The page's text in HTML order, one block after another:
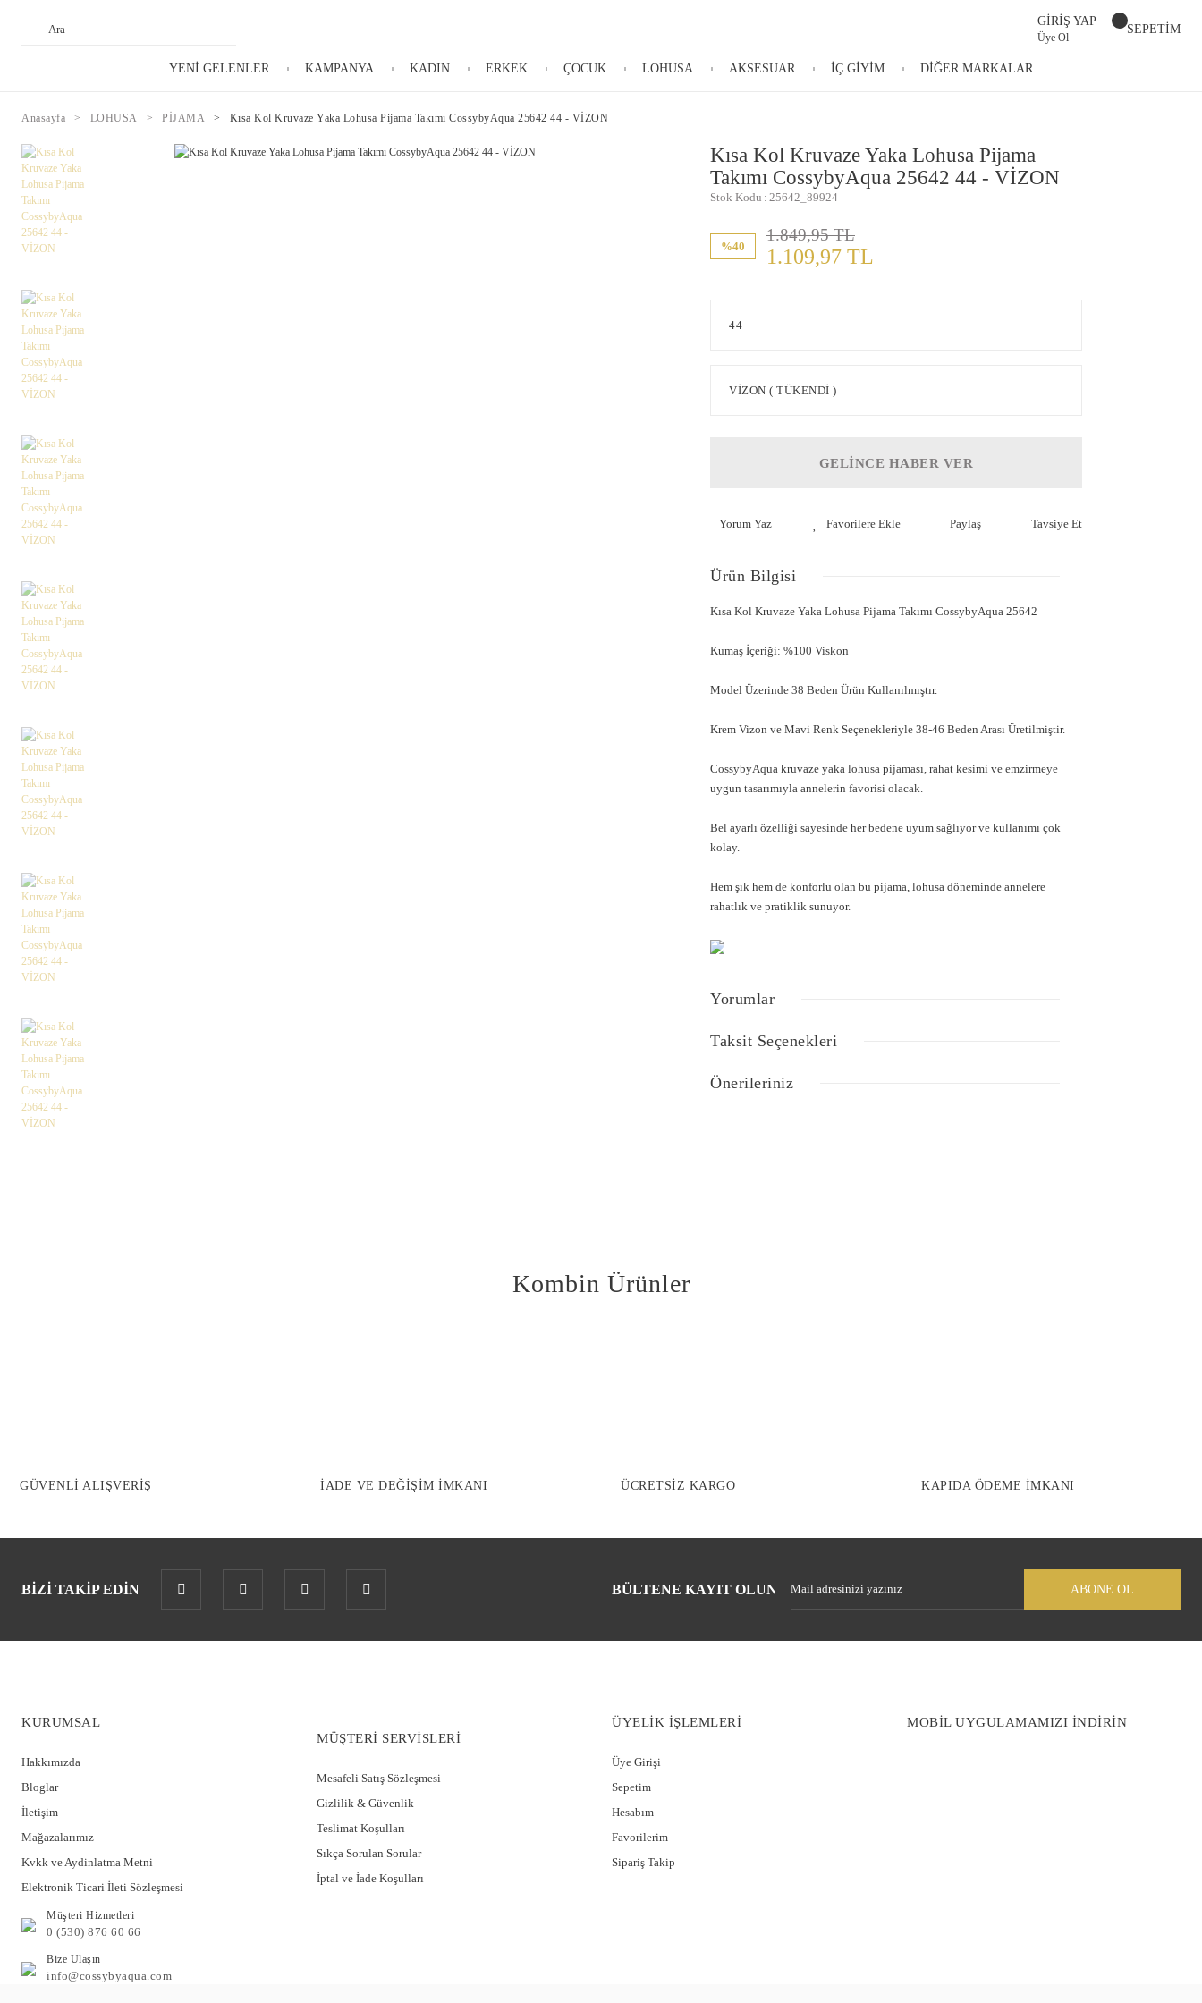
GİRİŞ YAP
Üye Ol
SEPETİM
YENİ GELENLER KAMPANYA KADIN ERKEK ÇOCUK LOHUSA AKSESUAR İÇ GİYİM DİĞER MARKALAR
Anasayfa LOHUSA PİJAMA Kısa Kol Kruvaze Yaka Lohusa Pijama Takımı CossybyAqua 25642 44 - VİZON
Kısa Kol Kruvaze Yaka Lohusa Pijama
Takımı CossybyAqua 25642 44 - VİZON
Stok Kodu 25642_89924
%40
1.849,95 TL
1.109,97 TL
GELİNCE HABER VER
Yorum Yaz Paylaş Tavsiye Et
Ürün Bilgisi
Kısa Kol Kruvaze Yaka Lohusa Pijama Takımı CossybyAqua 25642
Kumaş İçeriği: %100 Viskon
Model Üzerinde 38 Beden Ürün Kullanılmıştır.
Krem Vizon ve Mavi Renk Seçenekleriyle 38-46 Beden Arası Üretilmiştir.
CossybyAqua kruvaze yaka lohusa pijaması, rahat kesimi ve emzirmeye
uygun tasarımıyla annelerin favorisi olacak.
Bel ayarlı özelliği sayesinde her bedene uyum sağlıyor ve kullanımı çok
kolay.
Hem şık hem de konforlu olan bu pijama, lohusa döneminde annelere
rahatlık ve pratiklik sunuyor.
Yorumlar
Bu ürüne ilk yorumu siz yapın!
Taksit Seçenekleri
Önerileriniz
Kombin Ürünler
Kısa Kol Kruvaze Yaka Lohusa Gecelik CossybyAqua 25643
1.399,95 TL
839,97 TL
GÜVENLİ ALIŞVERİŞ İADE VE DEĞİŞİM İMKANI ÜCRETSİZ KARGO KAPIDA ÖDEME İMKANI
BİZİ TAKİP EDİN BÜLTENE KAYIT OLUN ABONE OL
KURUMSAL
Hakkımızda
Bloglar
İletişim
Mağazalarımız
Kvkk ve Aydinlatma Metni
Elektronik Ticari İleti Sözleşmesi
MÜŞTERİ SERVİSLERİ
Mesafeli Satış Sözleşmesi
Gizlilik & Güvenlik
Teslimat Koşulları
Sıkça Sorulan Sorular
İptal ve İade Koşulları
ÜYELİK İŞLEMLERİ
Üye Girişi
Sepetim
Hesabım
Favorilerim
Sipariş Takip
MOBİL UYGULAMAMIZI İNDİRİN
Müşteri Hizmetleri
0 (530) 876 60 66
Bize Ulaşın
info@cossybyaqua.com